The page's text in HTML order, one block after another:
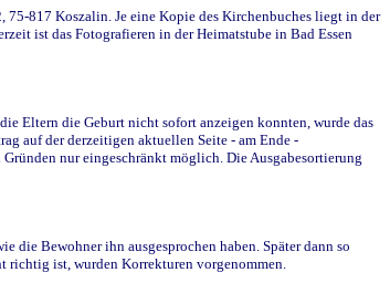
817 Koszalin. Je eine Kopie des Kirchenbuches liegt in der
ist das Fotografieren in der Heimatstube in Bad Essen
Eltern die Geburt nicht sofort anzeigen konnten, wurde das
auf der derzeitigen aktuellen Seite - am Ende -
nur eingeschränkt möglich. Die Ausgabesortierung
die Bewohner ihn ausgesprochen haben. Später dann so
richtig ist, wurden Korrekturen vorgenommen.